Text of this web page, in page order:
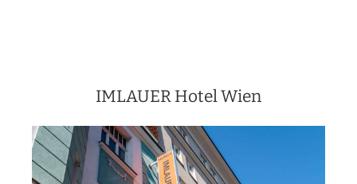
IMLAUER Hotel Wien